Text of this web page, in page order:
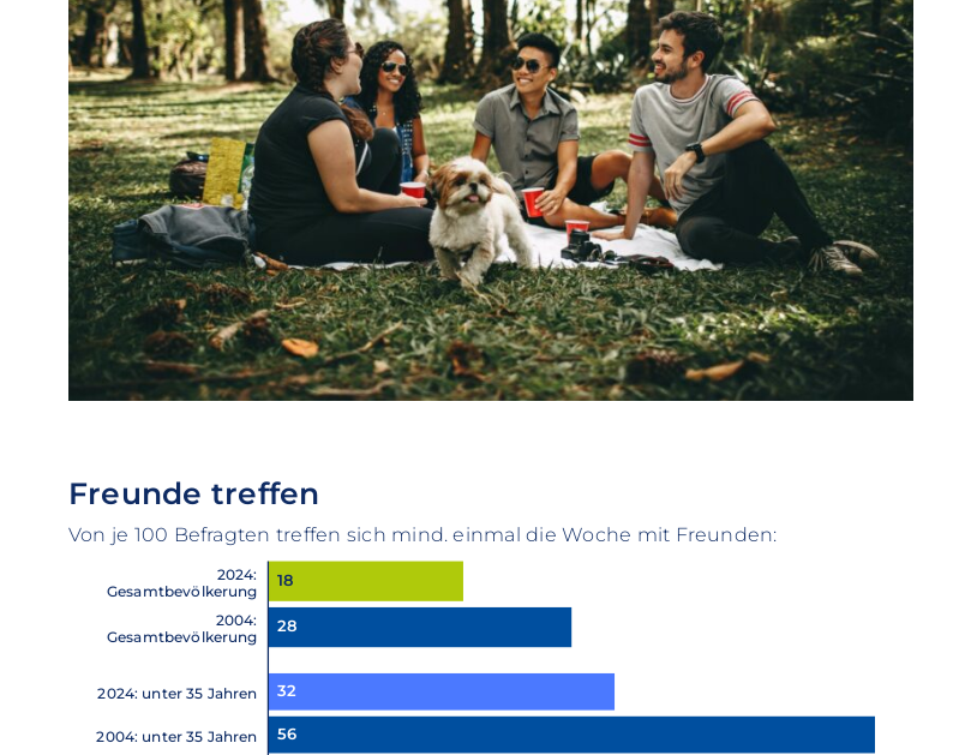
Freunde treffen
Von je 100 Befragten treffen sich mind. einmal die Woche mit Freunden:
2024:
Gesamtbevölkerung
18
2004:
Gesamtbevölkerung
28
2024: unter 35 Jahren 32
2004: unter 35 Jahren 56